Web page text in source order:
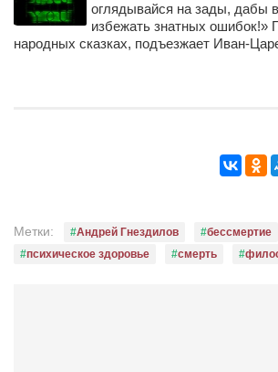
оглядывайся на зады, дабы
избежать знатных ошибок!»
народных сказках, подъезжает Иван-
Метки: Андрей Гнездилов бессмертие
психическое здоровье
смерть